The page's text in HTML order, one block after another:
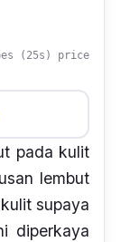
(25s) price
pada kulit
lembut
supaya
diperkaya